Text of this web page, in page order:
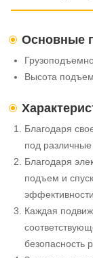
Основные
Высота
Благодаря
под
Благодаря
подъем и
Каждая
безопасность